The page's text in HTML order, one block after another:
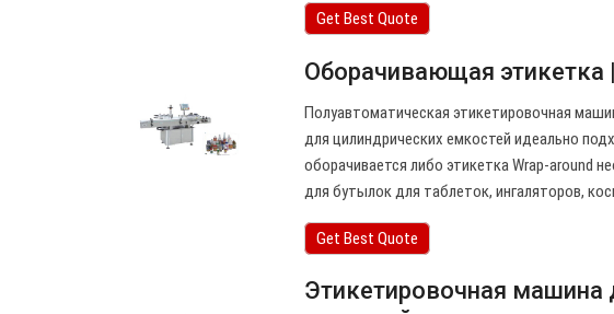
Get Best Quote
Оборачивающая
Полуавтоматическая этикетировочная
для цилиндрических емкостей идеально
оборачивается либо этикетка Wrap-around
для бутылок для таблеток, ингаляторов,
Get Best Quote
Этикетировочная машина